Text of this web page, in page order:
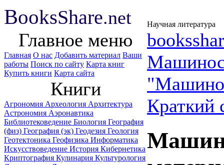
BooksShare.net Научная литература
Главное меню
Главная О нас Добавить материал Ваши
работы Поиск по сайту Карта книг
Купить книги Карта сайта
Книги
Агрономия Археология Архитектура
Астрономия Аэронавтика
Библиотековедение Биология География
(физ) География (эк) Геодезия Геология
Геотектоника Геофизика Информатика
Искусствоведение История Кибернетика
Криптография Кулинария Культурология
Краткий